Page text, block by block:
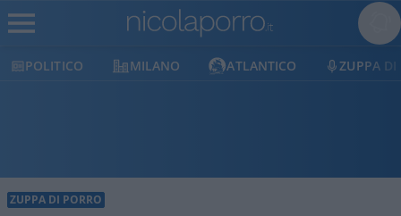
POLITICO MILANO ATLANTICO ZUPPA DI
ZUPPA DI PORRO